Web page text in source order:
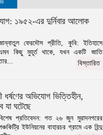
১৯৫২-এর দুর্নিবার আলোক
ফেরদৌস প্রীতি, কুবি: ইতিহাসে
কিছু মুহূর্ত থাকে, যখন একটি জাতি
বিস্তারিত
ধর্ষণের অভিযোগ ভিত্তিহীন,
যা ঘটেছে
প্রতিবেদন: গত ২৬ জুন মুরাদনগরের
ইউনিয়নের বাহারচর গ্রামে এক হিন্দু